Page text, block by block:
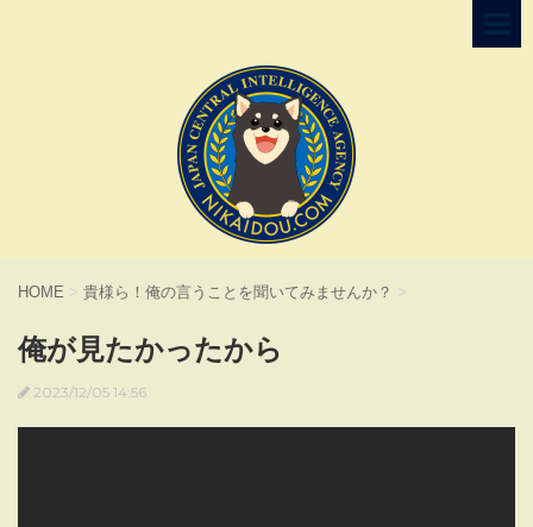
HOME > 貴様ら！俺の言うことを聞いてみませんか？ >
俺が見たかったから
2023/12/05 14:56